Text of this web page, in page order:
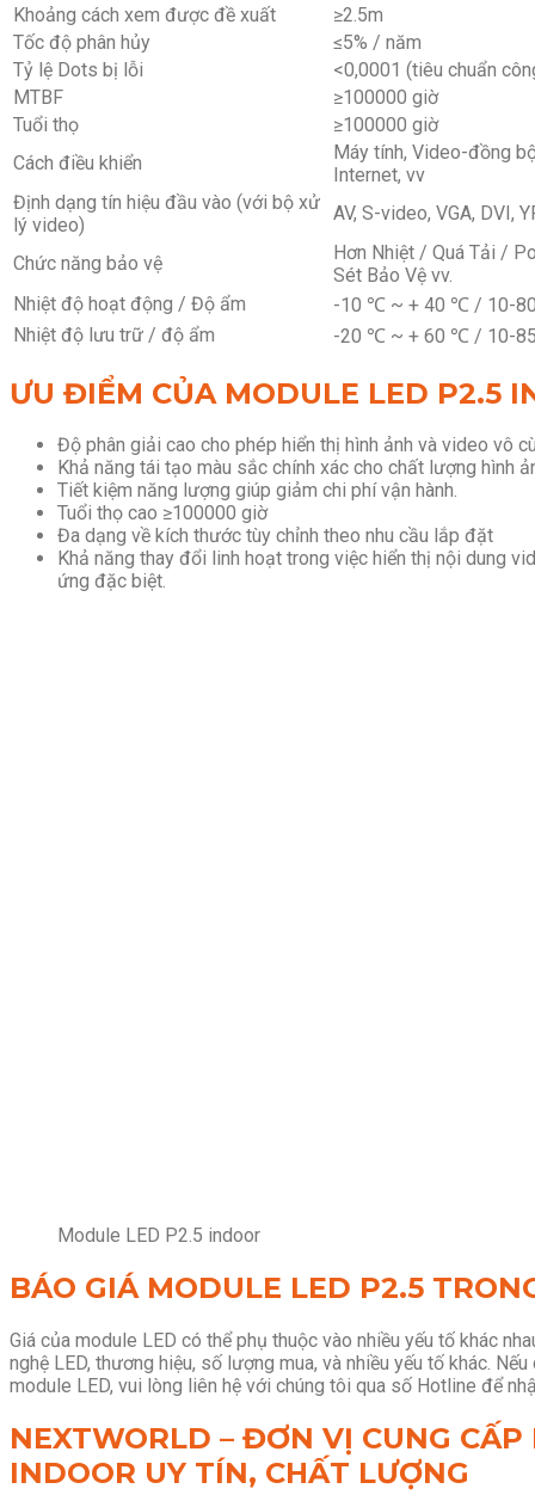
Khoảng cách xem được đề xuất
≥2.5m
Tốc độ phân hủy
≤5% / năm
Tỷ lệ Dots bị lỗi
<0,0001 (tiêu chuẩn
MTBF
≥100000 giờ
Tuổi thọ
≥100000 giờ
Cách điều khiển
Máy tính, Video-đồng
Internet, vv
Định dạng tín hiệu đầu vào (với bộ xử
lý video)
AV, S-video, VGA, DVI,
Chức năng bảo vệ
Hơn Nhiệt / Quá Tải /
Sét Bảo Vệ vv.
Nhiệt độ hoạt động / Độ ẩm
-10 ℃ ~ + 40 ℃ / 10-
Nhiệt độ lưu trữ / độ ẩm
-20 ℃ ~ + 60 ℃ / 10-
ƯU ĐIỂM CỦA MODULE LED P2.5
Độ phân giải cao cho phép hiển thị hình ảnh và video vô
Khả năng tái tạo màu sắc chính xác cho chất lượng hình
Tiết kiệm năng lượng giúp giảm chi phí vận hành.
Tuổi thọ cao ≥100000 giờ
Đa dạng về kích thước tùy chỉnh theo nhu cầu lắp đặt
Khả năng thay đổi linh hoạt trong việc hiển thị nội dung
ứng đặc biệt.
Module LED P2.5 indoor
BÁO GIÁ MODULE LED P2.5
Giá của module LED có thể phụ thuộc vào nhiều yếu tố khác
nghệ LED, thương hiệu, số lượng mua, và nhiều yếu tố khác.
module LED, vui lòng liên hệ với chúng tôi qua số Hotline để
NEXTWORLD – ĐƠN VỊ CUNG
INDOOR UY TÍN, CHẤT LƯỢNG